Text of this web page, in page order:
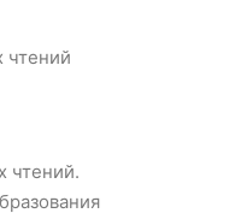
чтений
чтений.